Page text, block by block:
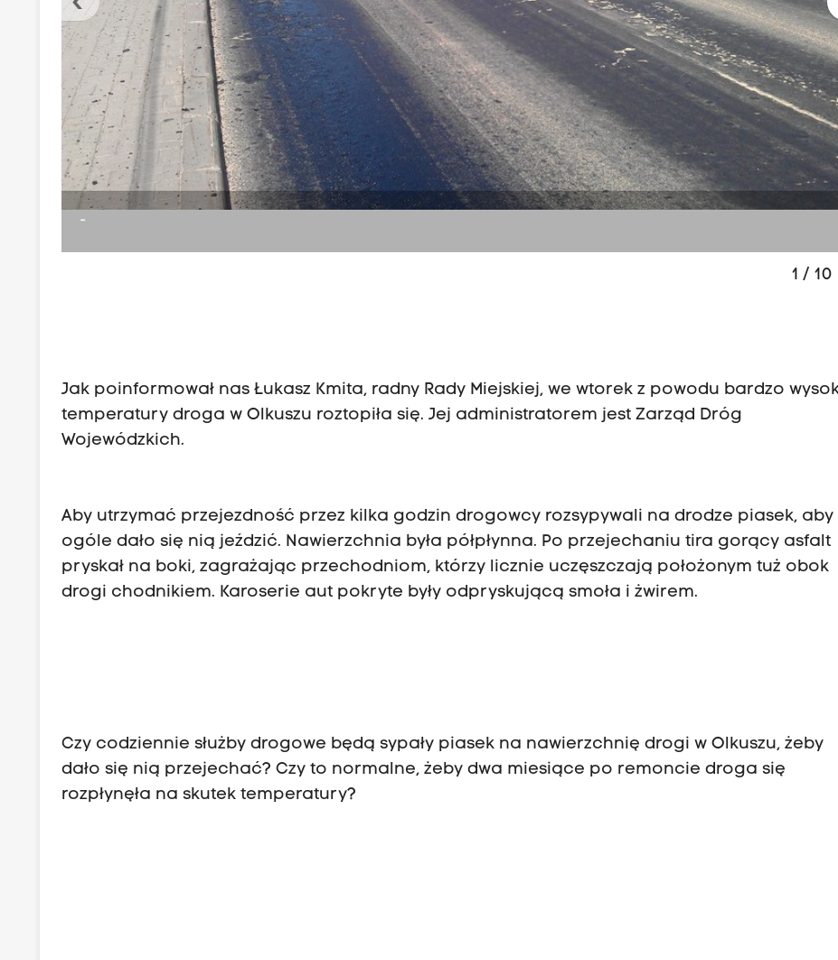
-
1 / 10
Jak poinformował nas Łukasz Kmita, radny Rady Miejskiej, we wtorek z powodu bardzo
temperatury droga w Olkuszu roztopiła się. Jej administratorem jest Zarząd Dróg
Wojewódzkich.
Aby utrzymać przejezdność przez kilka godzin drogowcy rozsypywali na drodze piasek, aby
ogóle dało się nią jeździć. Nawierzchnia była półpłynna. Po przejechaniu tira gorący asfalt
pryskał na boki, zagrażając przechodniom, którzy licznie uczęszczają położonym tuż obok
drogi chodnikiem. Karoserie aut pokryte były odpryskującą smoła i żwirem.
Czy codziennie służby drogowe będą sypały piasek na nawierzchnię drogi w Olkuszu, żeby
dało się nią przejechać? Czy to normalne, żeby dwa miesiące po remoncie droga się
rozpłynęła na skutek temperatury?